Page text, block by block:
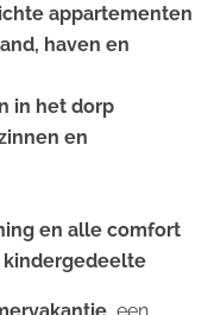
appartementen
haven en
in het dorp
en
en alle comfort
kindergedeelte
, een